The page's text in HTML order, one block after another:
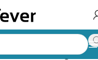
Klassikalised mängulauad